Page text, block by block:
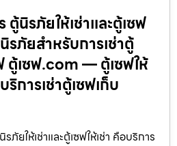
ตู้นิรภัยให้เช่าและตู้เซฟ
รภัยสำหรับการเช่าตู้
ตู้เซฟ.com — ตู้เซฟให้
ริการเช่าตู้เซฟเก็บ
ภัยให้เช่าและตู้เซฟให้เช่า คือบริการ